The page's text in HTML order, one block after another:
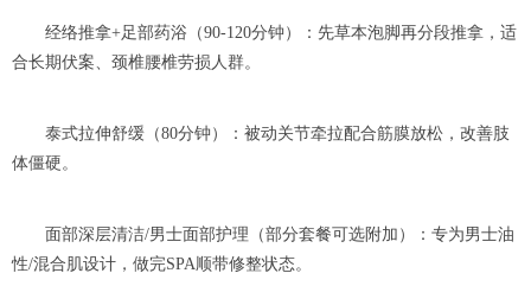
经络推拿+足部药浴（90-120分钟）：先草本泡脚再分段推拿，适
合长期伏案、颈椎腰椎劳损人群。
泰式拉伸舒缓（80分钟）：被动关节牵拉配合筋膜放松，改善肢
体僵硬。
面部深层清洁/男士面部护理（部分套餐可选附加）：专为男士油
性/混合肌设计，做完SPA顺带修整状态。